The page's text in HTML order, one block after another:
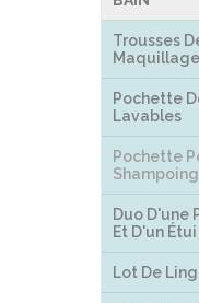
Trousses
Maquillage
Pochette
Lavables
Pochette
Duo D'une
Et D'un
Lot De